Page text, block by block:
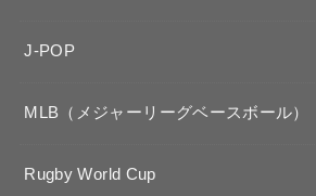
J-POP
MLB（メジャーリーグベースボール）
Rugby World Cup